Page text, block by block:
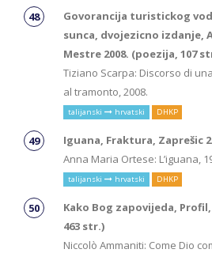
Govorancija turistickog
sunca, dvojezicno izdanje,
Mestre 2008. (poezija, 107
Tiziano Scarpa: Discorso di
al tramonto, 2008.
talijanski hrvatski DHKP
Iguana, Fraktura, Zaprešic
Anna Maria Ortese: L’iguana,
talijanski hrvatski DHKP
Kako Bog zapovijeda,
463 str.)
Niccolò Ammaniti: Come Dio